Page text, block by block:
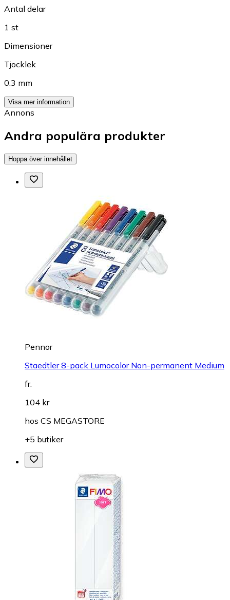
Antal delar
1 st
Dimensioner
Tjocklek
0.3 mm
Visa mer information
Annons
Andra populära produkter
Hoppa över innehållet
Pennor
Staedtler 8-pack Lumocolor Non-permanent Medium
fr.
104 kr
hos CS MEGASTORE
+5 butiker